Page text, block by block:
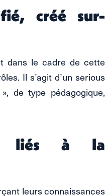
créé sur-
dans le cadre de cette
Il s’agit d’un serious
de type pédagogique,
liés à la
leurs connaissances